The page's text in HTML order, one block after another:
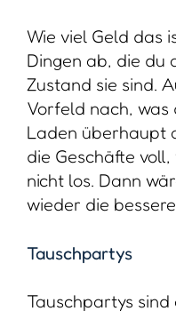
Wie viel Geld das
Dingen ab, die du
Zustand sie sind.
Vorfeld nach,
Laden überhaupt
die Geschäfte
nicht los. Dann
wieder die
Tauschpartys
Tauschpartys